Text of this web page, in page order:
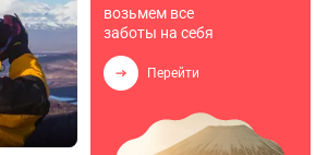
возьмем все
заботы на себя
Перейти